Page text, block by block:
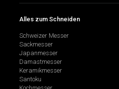
Alles zum Schneiden
Schweizer Messer
Sackmesser
Japanmesser
Damastmesser
Keramikmesser
Santoku